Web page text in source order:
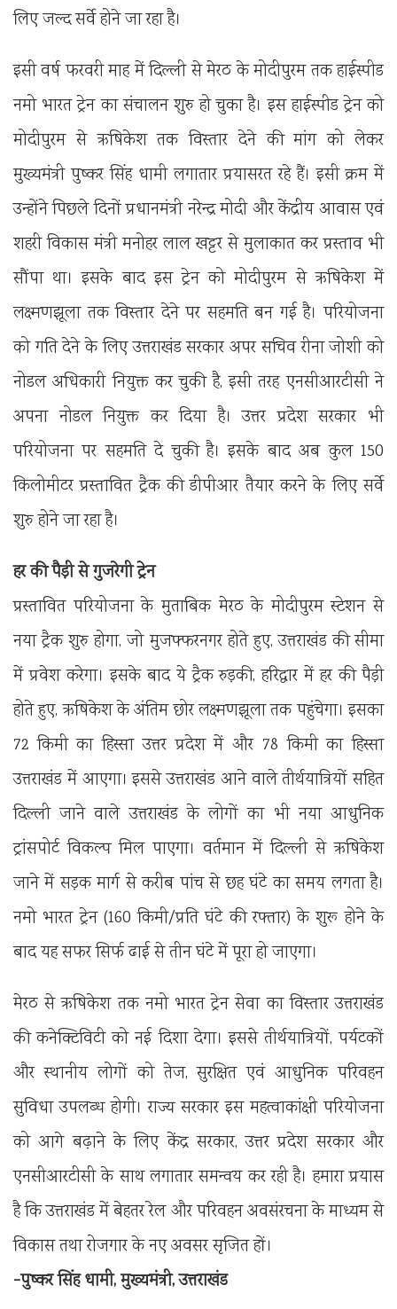
लिए जल्द सर्वे होने जा रहा है।
इसी वर्ष फरवरी माह में दिल्ली से मेरठ के मोदीपुरम तक हाईस्पीड
नमो भारत ट्रेन का संचालन शुरु हो चुका है। इस हाईस्पीड ट्रेन को
मोदीपुरम से ऋषिकेश तक विस्तार देने की मांग को लेकर
मुख्यमंत्री पुष्कर सिंह धामी लगातार प्रयासरत रहे हैं। इसी क्रम में
उन्होंने पिछले दिनों प्रधानमंत्री नरेन्द्र मोदी और केंद्रीय आवास एवं
शहरी विकास मंत्री मनोहर लाल खट्टर से मुलाकात कर प्रस्ताव भी
सौंपा था। इसके बाद इस ट्रेन को मोदीपुरम से ऋषिकेश में
लक्ष्मणझूला तक विस्तार देने पर सहमति बन गई है। परियोजना
को गति देने के लिए उत्तराखंड सरकार अपर सचिव रीना जोशी को
नोडल अधिकारी नियुक्त कर चुकी है, इसी तरह एनसीआरटीसी ने
अपना नोडल नियुक्त कर दिया है। उत्तर प्रदेश सरकार भी
परियोजना पर सहमति दे चुकी है। इसके बाद अब कुल 150
किलोमीटर प्रस्तावित ट्रैक की डीपीआर तैयार करने के लिए सर्वे
शुरु होने जा रहा है।
हर की पैड़ी से गुजरेगी ट्रेन
प्रस्तावित परियोजना के मुताबिक मेरठ के मोदीपुरम स्टेशन से
नया ट्रैक शुरु होगा, जो मुजफ्फरनगर होते हुए, उत्तराखंड की सीमा
में प्रवेश करेगा। इसके बाद ये ट्रैक रुड़की, हरिद्वार में हर की पैड़ी
होते हुए, ऋषिकेश के अंतिम छोर लक्ष्मणझूला तक पहुंचेगा। इसका
72 किमी का हिस्सा उत्तर प्रदेश में और 78 किमी का हिस्सा
उत्तराखंड में आएगा। इससे उत्तराखंड आने वाले तीर्थयात्रियों सहित
दिल्ली जाने वाले उत्तराखंड के लोगों का भी नया आधुनिक
ट्रांसपोर्ट विकल्प मिल पाएगा। वर्तमान में दिल्ली से ऋषिकेश
जाने में सड़क मार्ग से करीब पांच से छह घंटे का समय लगता है।
नमो भारत ट्रेन (160 किमी/प्रति घंटे की रफ्तार) के शुरू होने के
बाद यह सफर सिर्फ ढाई से तीन घंटे में पूरा हो जाएगा।
मेरठ से ऋषिकेश तक नमो भारत ट्रेन सेवा का विस्तार उत्तराखंड
की कनेक्टिविटी को नई दिशा देगा। इससे तीर्थयात्रियों, पर्यटकों
और स्थानीय लोगों को तेज, सुरक्षित एवं आधुनिक परिवहन
सुविधा उपलब्ध होगी। राज्य सरकार इस महत्वाकांक्षी परियोजना
को आगे बढ़ाने के लिए केंद्र सरकार, उत्तर प्रदेश सरकार और
एनसीआरटीसी के साथ लगातार समन्वय कर रही है। हमारा प्रयास
है कि उत्तराखंड में बेहतर रेल और परिवहन अवसंरचना के माध्यम से
विकास तथा रोजगार के नए अवसर सृजित हों।
-पुष्कर सिंह धामी, मुख्यमंत्री, उत्तराखंड